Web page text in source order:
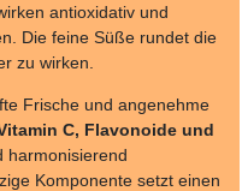
antioxidativ und
Die feine Süße rundet die
zu wirken.
Frische und angenehme
C, Flavonoide und
harmonisierend
Komponente setzt einen